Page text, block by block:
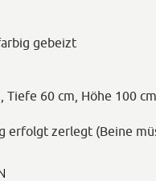
gebeizt
Tiefe 60 cm, Höhe 100
erfolgt zerlegt (Beine